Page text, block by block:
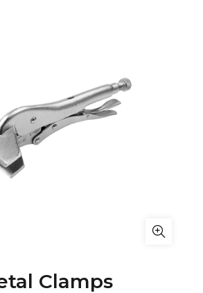
Clamps